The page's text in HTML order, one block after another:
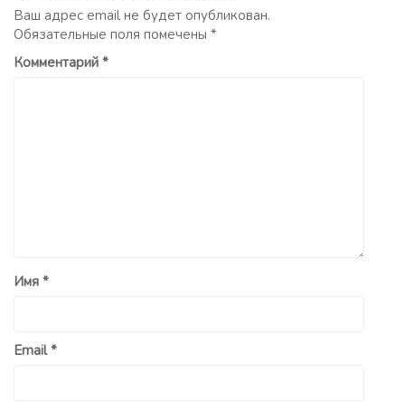
Ваш адрес email не будет опубликован.
Обязательные поля помечены *
Комментарий *
Имя *
Email*